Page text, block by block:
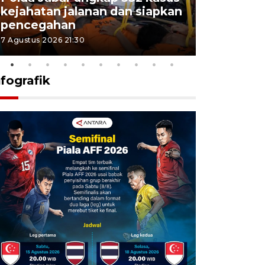
kejahatan jalanan dan siapkan
pencegahan
7 Agustus 2026 21:30